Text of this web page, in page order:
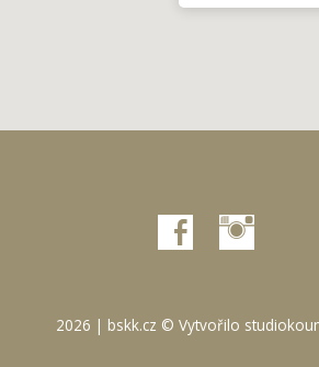
2026 | bskk.cz © Vytvořilo